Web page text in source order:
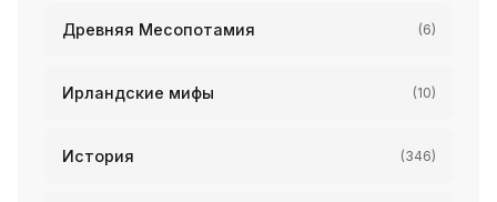
Древняя Месопотамия (6)
Ирландские мифы (10)
История (346)